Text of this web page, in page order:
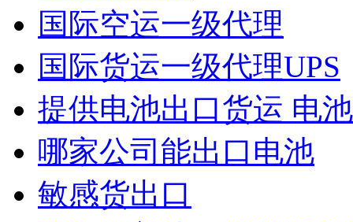
国际空运一级代理
国际货运一级代理UPS
提供电池出口货运 电
哪家公司能出口电池
敏感货出口